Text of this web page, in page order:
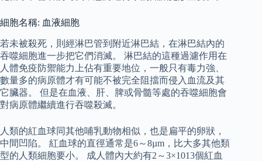
細胞名稱: 血液細胞
若未被殺死，則經淋巴管到附近淋巴結，在淋巴結內的
吞噬細胞進一步把它們消滅。 淋巴結的這種過濾作用在
人體免疫防禦能力上佔有重要地位，一般只有毒力強、
數量多的病原體才有可能不被完全阻擋而侵入血流及其
它臟器。 但是在血液、肝、脾或骨髓等處的吞噬細胞會
對病原體繼續進行吞噬殺滅。
人類的紅血球同其他哺乳動物相似，也是扁平的卵狀，
中間凹陷。 紅血球的直徑通常是6～8µm，比大多其他類
型的人類細胞要小。 成人體內大約有2～3×1013個紅血